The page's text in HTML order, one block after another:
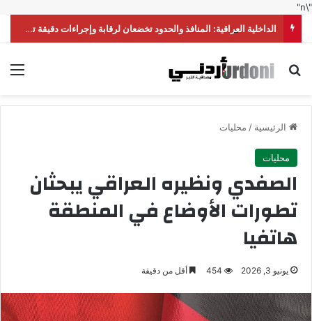
"\n"
الداخلية العراقية: المنافذ والحدود تخضعان لرقابة وإجراءات دقيقة تحقق أعلى درجات الأمن
بحث عن
الرئيسية / محليات
محليات
الصفدي ونظيره العراقي يبحثان
تطورات الأوضاع في المنطقة
هاتفيا
يونيو 3, 2026 454 أقل من دقيقة